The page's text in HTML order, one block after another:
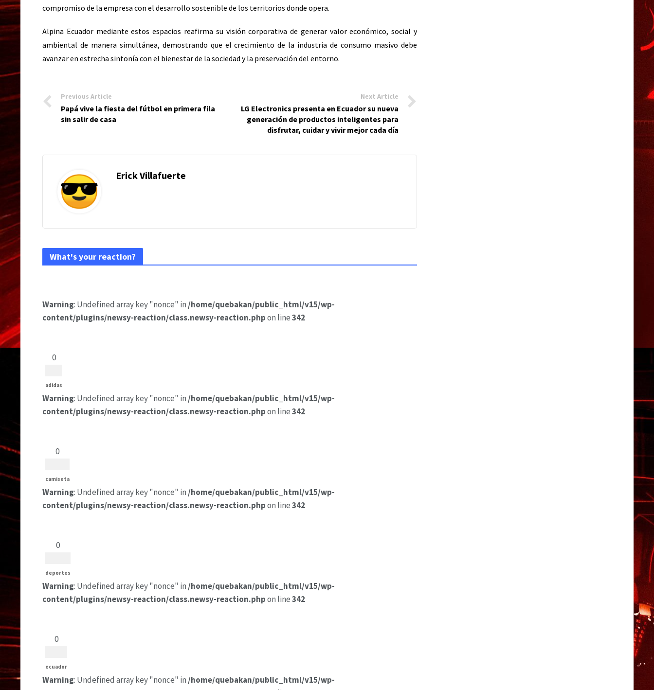
compromiso de la empresa con el desarrollo sostenible de los territorios donde opera.
Alpina Ecuador mediante estos espacios reafirma su visión corporativa de generar valor económico, social y
ambiental de manera simultánea, demostrando que el crecimiento de la industria de consumo masivo debe
avanzar en estrecha sintonía con el bienestar de la sociedad y la preservación del entorno.
Previous Article
Papá vive la fiesta del fútbol en primera fila
sin salir de casa
Next Article
LG Electronics presenta en Ecuador su nueva
generación de productos inteligentes para
disfrutar, cuidar y vivir mejor cada día
Erick Villafuerte
What's your reaction?
Warning: Undefined array key "nonce" in /home/quebakan/public_html/v15/wp-
content/plugins/newsy-reaction/class.newsy-reaction.phpon line342
0
adidas
Warning: Undefined array key "nonce" in /home/quebakan/public_html/v15/wp-
content/plugins/newsy-reaction/class.newsy-reaction.phpon line342
0
camiseta
Warning: Undefined array key "nonce" in /home/quebakan/public_html/v15/wp-
content/plugins/newsy-reaction/class.newsy-reaction.phpon line342
0
deportes
Warning: Undefined array key "nonce" in /home/quebakan/public_html/v15/wp-
content/plugins/newsy-reaction/class.newsy-reaction.phpon line342
0
ecuador
Warning: Undefined array key "nonce" in /home/quebakan/public_html/v15/wp-